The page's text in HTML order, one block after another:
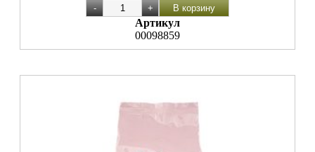
Артикул
00098859